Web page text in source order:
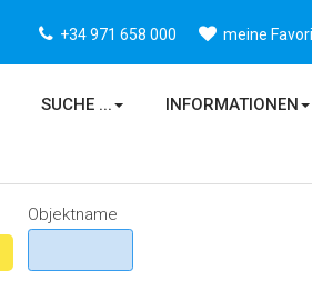
meine
+34 971 658 000
SUCHE ... INFORMATIONEN
Objektname